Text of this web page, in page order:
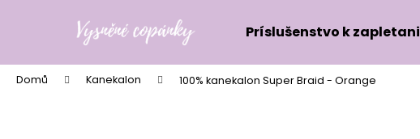
Príslušenstvo k
Domů Kanekalon 100% kanekalon Super Braid - Orange
í
Zpět
do
obchodu
Zpět
do
obchodu
Co